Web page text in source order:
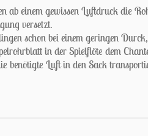
ab einem gewissen Luftdruck die
versetzt.
schon bei einem geringen
in der Spielflöte dem
benötigte Luft in den Sack